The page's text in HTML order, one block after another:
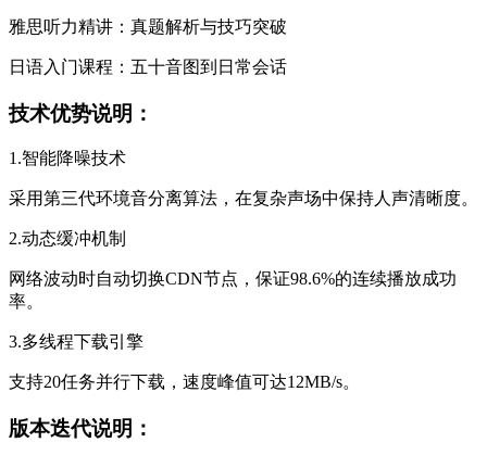
雅思听力精讲：真题解析与技巧突破
日语入门课程：五十音图到日常会话
技术优势说明：
1.智能降噪技术
采用第三代环境音分离算法，在复杂声场中保持人声清晰度。
2.动态缓冲机制
网络波动时自动切换CDN节点，保证98.6%的连续播放成功
率。
3.多线程下载引擎
支持20任务并行下载，速度峰值可达12MB/s。
版本迭代说明：